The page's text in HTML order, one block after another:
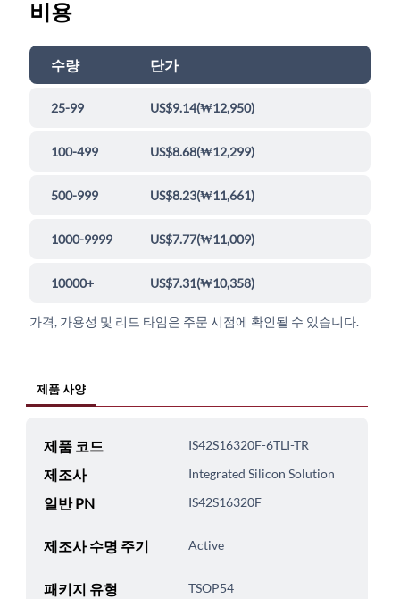
비용
수량 단가
25-99 US$9.14(₩12,950)
100-499 US$8.68(₩12,299)
500-999 US$8.23(₩11,661)
1000-9999 US$7.77(₩11,009)
10000+ US$7.31(₩10,358)
가격, 가용성 및 리드 타임은 주문 시점에 확인될 수 있습니다.
제품 사양
제품 코드 IS42S16320F-6TLI-TR
제조사 Integrated Silicon Solution
일반 PN IS42S16320F
제조사 수명 주기 Active
패키지 유형 TSOP54